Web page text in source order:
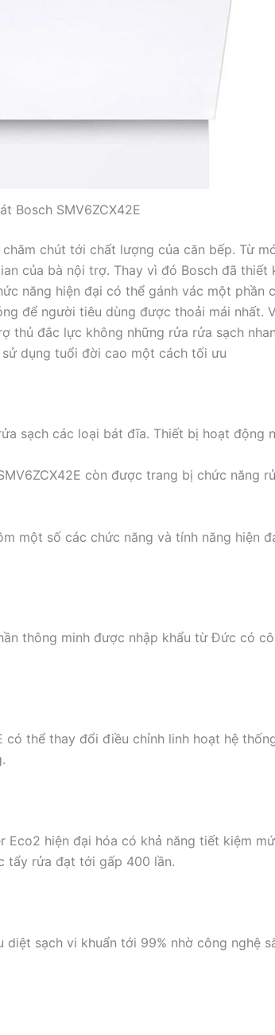
Bosch SMV6ZCX42E
chút tới chất lượng của căn bếp. Từ
của bà nội trợ. Thay vì đó Bosch đã thiết
năng hiện đại có thể gánh vác một phần
để người tiêu dùng được thoải mái nhất.
thủ đắc lực không những rửa rửa sạch
dụng tuổi đời cao một cách tối ưu
sạch các loại bát đĩa. Thiết bị hoạt động
còn được trang bị chức năng
một số các chức năng và tính năng hiện
thông minh được nhập khẩu từ Đức có
có thể thay đổi điều chỉnh linh hoạt hệ
Eco2 hiện đại hóa có khả năng tiết kiệm
tẩy rửa đạt tới gấp 400 lần.
sạch vi khuẩn tới 99% nhờ công nghệ